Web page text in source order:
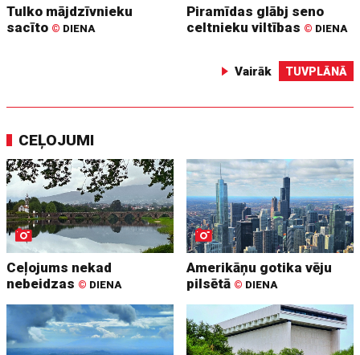
Tulko mājdzīvnieku
sacīto © DIENA
Piramīdas glābj seno
celtnieku viltības © DIENA
Vairāk TUVPLĀNĀ
CEĻOJUMI
Ceļojums nekad
nebeidzas © DIENA
Amerikāņu gotika vēju
pilsētā © DIENA